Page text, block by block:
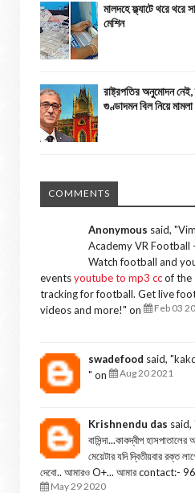
মালদহে ফ্ল্যাটে থরে থরে
মেশিন
রাষ্ট্রপতির অনুমোদন
গুণ্ডাদমন বিল নিয়ে
COMMENTS
Anonymous said, "
Academy VR Football
Watch football and
eventsyoutube to mp3 ccof the
tracking for football. Get live
videos and more!" on Feb 03
swadefood said, "
" on
Aug 20 2021
Krishnendu das said,
বাসিন্দা...কাকদ্বীপ
মেয়েটার যদি দ্বিতীয়বার রক্ত
দেবো.. আমারও O+... আমার contact:-
May 29 2020